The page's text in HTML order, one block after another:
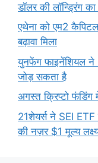
डॉलर की लॉन्ड्रिंग
एथेना को एम2
बढ़ावा मिला
युनफेंग फाइनेंशियल ने
जोड़ सकता है
अगस्त क्रिप्टो
21शेयर्स ने SEI ETF
की नज़र $1 मूल्य